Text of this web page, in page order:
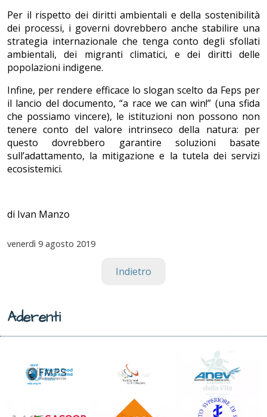
Per il rispetto dei diritti ambientali e della sostenibilità
dei processi, i governi dovrebbero anche stabilire una
strategia internazionale che tenga conto degli sfollati
ambientali, dei migranti climatici, e dei diritti delle
popolazioni indigene.
Infine, per rendere efficace lo slogan scelto da Feps per
il lancio del documento, “a race we can win!” (una sfida
che possiamo vincere), le istituzioni non possono non
tenere conto del valore intrinseco della natura: per
questo dovrebbero garantire soluzioni basate
sull’adattamento, la mitigazione e la tutela dei servizi
ecosistemici.
di Ivan Manzo
venerdì 9 agosto 2019
Indietro
Aderenti